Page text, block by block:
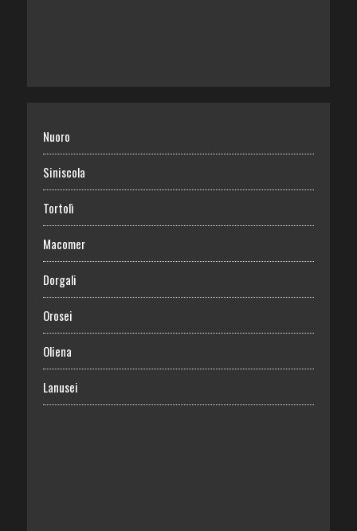
Nuoro
Siniscola
Tortolì
Macomer
Dorgali
Orosei
Oliena
Lanusei